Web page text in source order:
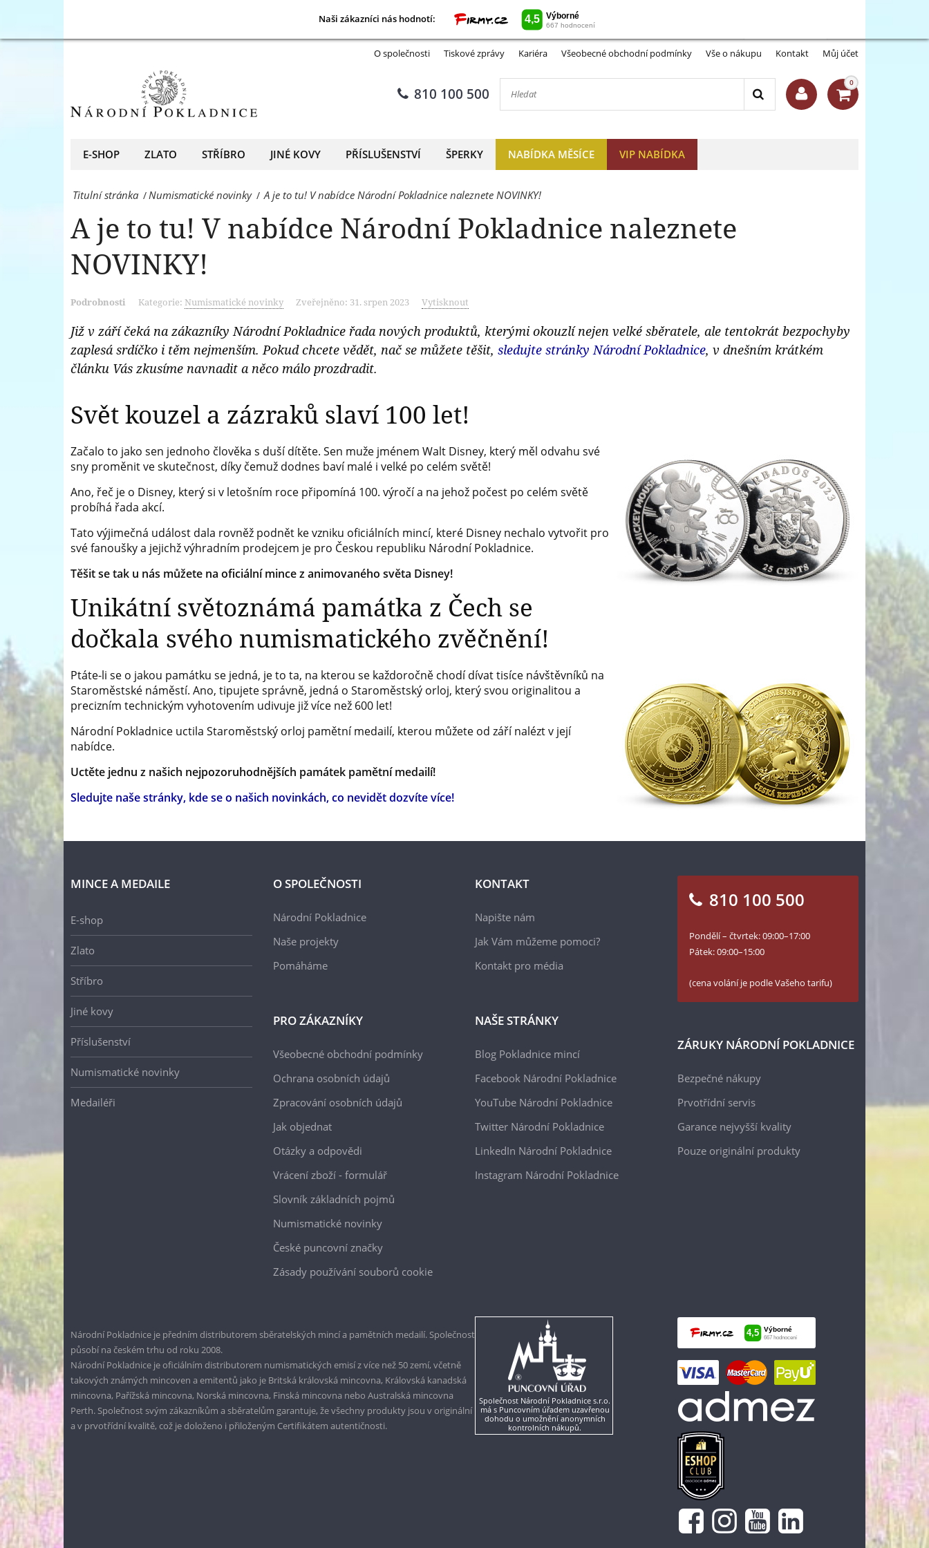
Naši zákazníci nás hodnotí:
nabídce
Pokladnice
naleznete
NOVINKY!
-
přední
prodejce
a
medailí
O společnosti Tiskové zprávy Kariéra Všeobecné obchodní podmínky Vše o nákupu Kontakt Můj účet
810 100 500
0
E-SHOP ZLATO STŘÍBRO JINÉ KOVY PŘÍSLUŠENSTVÍ ŠPERKY NABÍDKA MĚSÍCE VIP NABÍDKA
Titulní stránka /Numismatické novinky / A je to tu! V nabídce Národní Pokladnice naleznete NOVINKY!
A je to tu! V nabídce Národní Pokladnice naleznete
NOVINKY!
Podrobnosti Kategorie: Numismatické novinky Zveřejněno: 31. srpen 2023 Vytisknout
Již v září čeká na zákazníky Národní Pokladnice řada nových produktů, kterými okouzlí nejen velké sběratele, ale tentokrát bezpochyby
zaplesá srdíčko i těm nejmenším. Pokud chcete vědět, nač se můžete těšit, sledujte stránky Národní Pokladnice, v dnešním krátkém
článku Vás zkusíme navnadit a něco málo prozdradit.
Svět kouzel a zázraků slaví 100 let!
Začalo to jako sen jednoho člověka s duší dítěte. Sen muže jménem Walt Disney, který měl odvahu své
sny proměnit ve skutečnost, díky čemuž dodnes baví malé i velké po celém světě!
Ano, řeč je o Disney, který si v letošním roce připomíná 100. výročí a na jehož počest po celém světě
probíhá řada akcí.
Tato výjimečná událost dala rovněž podnět ke vzniku oficiálních mincí, které Disney nechalo vytvořit pro
své fanoušky a jejichž výhradním prodejcem je pro Českou republiku Národní Pokladnice.
Těšit se tak u nás můžete na oficiální mince z animovaného světa Disney!
Unikátní světoznámá památka z Čech se
dočkala svého numismatického zvěčnění!
Ptáte-li se o jakou památku se jedná, je to ta, na kterou se každoročně chodí dívat tisíce návštěvníků na
Staroměstské náměstí. Ano, tipujete správně, jedná o Staroměstský orloj, který svou originalitou a
precizním technickým vyhotovením udivuje již více než 600 let!
Národní Pokladnice uctila Staroměstský orloj pamětní medailí, kterou můžete od září nalézt v její
nabídce.
Uctěte jednu z našich nejpozoruhodnějších památek pamětní medailí!
Sledujte naše stránky, kde se o našich novinkách, co nevidět dozvíte více!
MINCE A MEDAILE
E-shop
Zlato
Stříbro
Jiné kovy
Příslušenství
Numismatické novinky
Medailéři
O SPOLEČNOSTI
Národní Pokladnice
Naše projekty
Pomáháme
PRO ZÁKAZNÍKY
Všeobecné obchodní podmínky
Ochrana osobních údajů
Zpracování osobních údajů
Jak objednat
Otázky a odpovědi
Vrácení zboží - formulář
Slovník základních pojmů
Numismatické novinky
České puncovní značky
Zásady používání souborů cookie
KONTAKT
Napište nám
Jak Vám můžeme pomoci?
Kontakt pro média
NAŠE STRÁNKY
Blog Pokladnice mincí
Facebook Národní Pokladnice
YouTube Národní Pokladnice
Twitter Národní Pokladnice
LinkedIn Národní Pokladnice
Instagram Národní Pokladnice
810 100 500
Pondělí – čtvrtek: 09:00–17:00
Pátek: 09:00–15:00
(cena volání je podle Vašeho tarifu)
ZÁRUKY NÁRODNÍ POKLADNICE
Bezpečné nákupy
Prvotřídní servis
Garance nejvyšší kvality
Pouze originální produkty
Národní Pokladnice je předním distributorem sběratelských mincí a pamětních medailí. Společnost
působí na českém trhu od roku 2008.
Národní Pokladnice je oficiálním distributorem numismatických emisí z více než 50 zemí, včetně
takových známých mincoven a emitentů jako je Britská královská mincovna, Královská kanadská
mincovna, Pařížská mincovna, Norská mincovna, Finská mincovna nebo Australská mincovna
Perth. Společnost svým zákazníkům a sběratelům garantuje, že všechny produkty jsou v originální
a v prvotřídní kvalitě, což je doloženo i přiloženým Certifikátem autentičnosti.
Společnost Národní Pokladnice s.r.o.
má s Puncovním úřadem uzavřenou
dohodu o umožnění anonymních
kontrolních nákupů.
Naši zákazníci nás hodnotí:
Pokladnice
-
evropský
prodejce
a
medailí